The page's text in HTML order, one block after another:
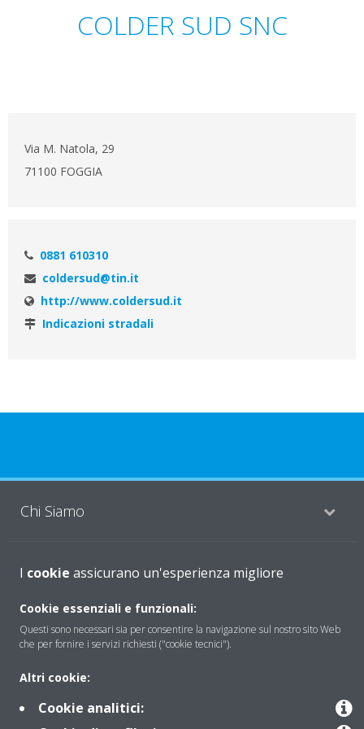
COLDER SUD SNC
Via M. Natola, 29
71100 FOGGIA
0881 610310
coldersud@tin.it
http://www.coldersud.it
Indicazioni stradali
Chi Siamo
Soluzioni
Contattaci
Periodo di supporto definito
Politica di segnalazione e divulgazione delle vulnerabilità del
I cookie assicurano un'esperienza migliore
Cookie essenziali e funzionali:
Questi sono necessari sia per consentire la navigazione sul nostro sito Web
che per fornire i servizi richiesti ("cookie tecnici").
Altri cookie:
Cookie analitici: